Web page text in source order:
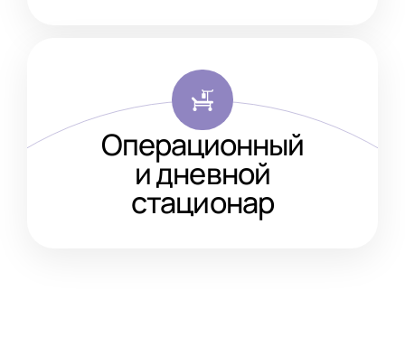
Операционный
и дневной
стационар